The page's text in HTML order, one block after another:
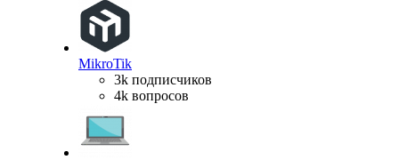
MikroTik
3k подписчиков
4k вопросов